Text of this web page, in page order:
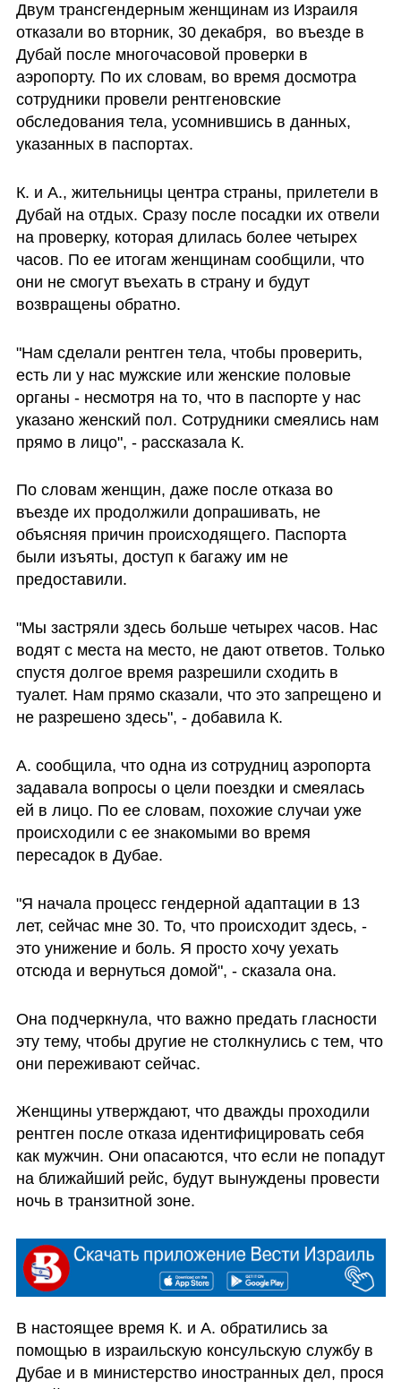
Двум трансгендерным женщинам из Израиля
отказали во вторник, 30 декабря,  во въезде в
Дубай после многочасовой проверки в
аэропорту. По их словам, во время досмотра
сотрудники провели рентгеновские
обследования тела, усомнившись в данных,
указанных в паспортах.
К. и А., жительницы центра страны, прилетели в
Дубай на отдых. Сразу после посадки их отвели
на проверку, которая длилась более четырех
часов. По ее итогам женщинам сообщили, что
они не смогут въехать в страну и будут
возвращены обратно.
"Нам сделали рентген тела, чтобы проверить,
есть ли у нас мужские или женские половые
органы - несмотря на то, что в паспорте у нас
указано женский пол. Сотрудники смеялись нам
прямо в лицо", - рассказала К.
По словам женщин, даже после отказа во
въезде их продолжили допрашивать, не
объясняя причин происходящего. Паспорта
были изъяты, доступ к багажу им не
предоставили.
"Мы застряли здесь больше четырех часов. Нас
водят с места на место, не дают ответов. Только
спустя долгое время разрешили сходить в
туалет. Нам прямо сказали, что это запрещено и
не разрешено здесь", - добавила К.
А. сообщила, что одна из сотрудниц аэропорта
задавала вопросы о цели поездки и смеялась
ей в лицо. По ее словам, похожие случаи уже
происходили с ее знакомыми во время
пересадок в Дубае.
"Я начала процесс гендерной адаптации в 13
лет, сейчас мне 30. То, что происходит здесь, -
это унижение и боль. Я просто хочу уехать
отсюда и вернуться домой", - сказала она.
Она подчеркнула, что важно предать гласности
эту тему, чтобы другие не столкнулись с тем, что
они переживают сейчас.
Женщины утверждают, что дважды проходили
рентген после отказа идентифицировать себя
как мужчин. Они опасаются, что если не попадут
на ближайший рейс, будут вынуждены провести
ночь в транзитной зоне.
В настоящее время К. и А. обратились за
помощью в израильскую консульскую службу в
Дубае и в министерство иностранных дел, прося